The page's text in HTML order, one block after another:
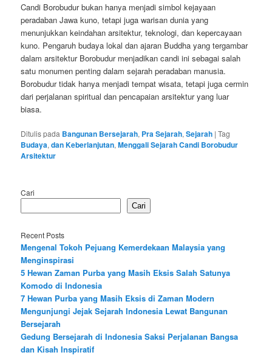
Candi Borobudur bukan hanya menjadi simbol kejayaan
peradaban Jawa kuno, tetapi juga warisan dunia yang
menunjukkan keindahan arsitektur, teknologi, dan kepercayaan
kuno. Pengaruh budaya lokal dan ajaran Buddha yang tergambar
dalam arsitektur Borobudur menjadikan candi ini sebagai salah
satu monumen penting dalam sejarah peradaban manusia.
Borobudur tidak hanya menjadi tempat wisata, tetapi juga cermin
dari perjalanan spiritual dan pencapaian arsitektur yang luar
biasa.
Ditulis pada Bangunan Bersejarah, Pra Sejarah,Sejarah |Tag
Budaya,dan Keberlanjutan,Menggali Sejarah Candi Borobudur
Arsitektur
Cari
Cari
Recent Posts
Mengenal Tokoh Pejuang Kemerdekaan Malaysia yang
Menginspirasi
5 Hewan Zaman Purba yang Masih Eksis Salah Satunya
Komodo di Indonesia
7 Hewan Purba yang Masih Eksis di Zaman Modern
Mengunjungi Jejak Sejarah Indonesia Lewat Bangunan
Bersejarah
Gedung Bersejarah di Indonesia Saksi Perjalanan Bangsa
dan Kisah Inspiratif